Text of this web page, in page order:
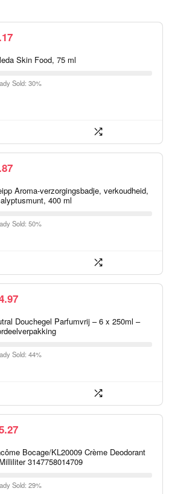
Skin Food, 75 ml
Sold: 30%
Aroma-verzorgingsbadje, verkoudheid,
400 ml
Sold: 50%
Douchegel Parfumvrij – 6 x 250ml –
Sold: 44%
Bocage/KL20009 Crème Deodorant
3147758014709
Sold: 29%